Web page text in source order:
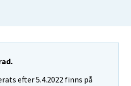
efter 5.4.2022 finns på